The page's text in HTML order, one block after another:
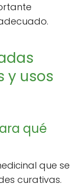
y usos
qué
que se
curativas.